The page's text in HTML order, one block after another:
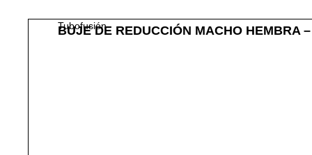
Tubofusión
BUJE DE REDUCCIÓN MACHO HEMBRA